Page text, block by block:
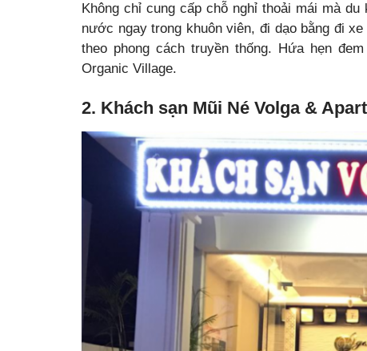
Không chỉ cung cấp chỗ nghỉ thoải mái mà
nước ngay trong khuôn viên, đi dạo bằng đi
theo phong cách truyền thống. Hứa hẹn
Organic Village.
2. Khách sạn Mũi Né Volga &